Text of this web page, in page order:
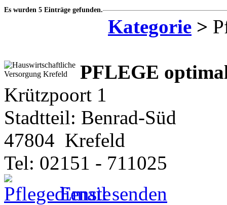
Es wurden 5 Einträge gefunden.
Kategorie >
PFLEGE
Krützpoort 1
Stadtteil: Benrad-Süd
47804 Krefeld
Tel: 02151 - 711025
Email senden